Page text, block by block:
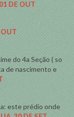
DE OUT
do 4a Seção ( so
de nascimento e
este prédio onde